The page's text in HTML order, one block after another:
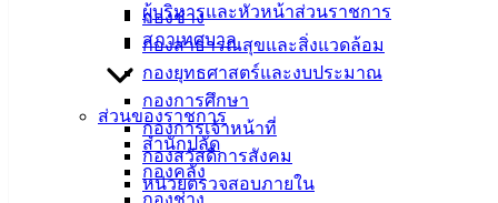
กองช่าง
กองสาธารณสุขและสิ่งแวดล้อม
กองยุทธศาสตร์และงบประมาณ
กองการศึกษา
กองการเจ้าหน้าที่
กองสวัสดิการสังคม
หน่วยตรวจสอบภายใน
ผู้บริหารและหัวหน้าส่วนราชการ
สภาเทศบาล
ส่วนของราชการ
สำนักปลัด
กองคลัง
กองช่าง
เทศบาล